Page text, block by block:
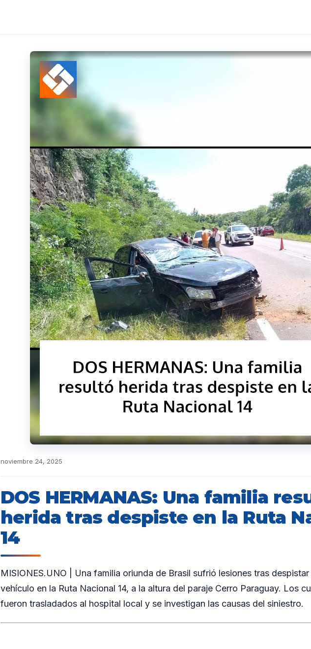
noviembre 24, 2025
DOS HERMANAS: Una familia
herida tras despiste en la Ruta
14
MISIONES.UNO | Una familia oriunda de Brasil sufrió lesiones tras
vehículo en la Ruta Nacional 14, a la altura del paraje Cerro Paraguay. Los
fueron trasladados al hospital local y se investigan las causas del siniestro.